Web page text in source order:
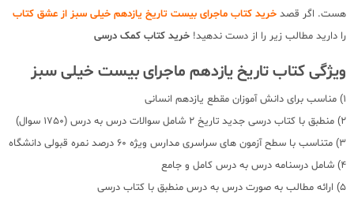
هست. اگر قصد خرید کتاب ماجرای بیست تاریخ یازدهم خیلی سبز از عشق کتاب
را دارید مطالب زیر را از دست ندهید! خرید کتاب کمک درسی
ویژگی کتاب تاریخ یازدهم ماجرای بیست خیلی سبز
1) مناسب برای دانش آموزان مقطع یازدهم انسانی
2) منطبق با کتاب درسی جدید تاریخ 2 شامل سوالات درس به درس (1750 سوال)
3) متناسب با سطح آزمون های سراسری مدارس ویژه 60 درصد نمره قبولی دانشگاه
4) شامل درسنامه درس به درس کامل و جامع
5) ارائه مطالب به صورت درس به درس منطبق با کتاب درسی